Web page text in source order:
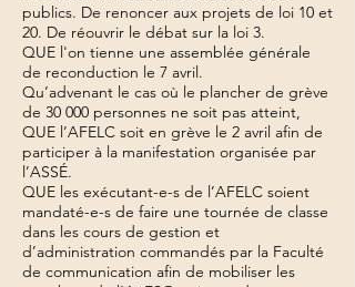
publics. De renoncer aux projets de loi 10 et
20. De réouvrir le débat sur la loi 3.
QUE l'on tienne une assemblée générale
de reconduction le 7 avril.
Qu’advenant le cas où le plancher de grève
de 30 000 personnes ne soit pas atteint,
QUE l’AFELC soit en grève le 2 avril afin de
participer à la manifestation organisée par
l’ASSÉ.
QUE les exécutant-e-s de l’AFELC soient
mandaté-e-s de faire une tournée de classe
dans les cours de gestion et
d’administration commandés par la Faculté
de communication afin de mobiliser les